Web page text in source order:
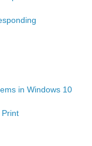
in Windows 10
Print